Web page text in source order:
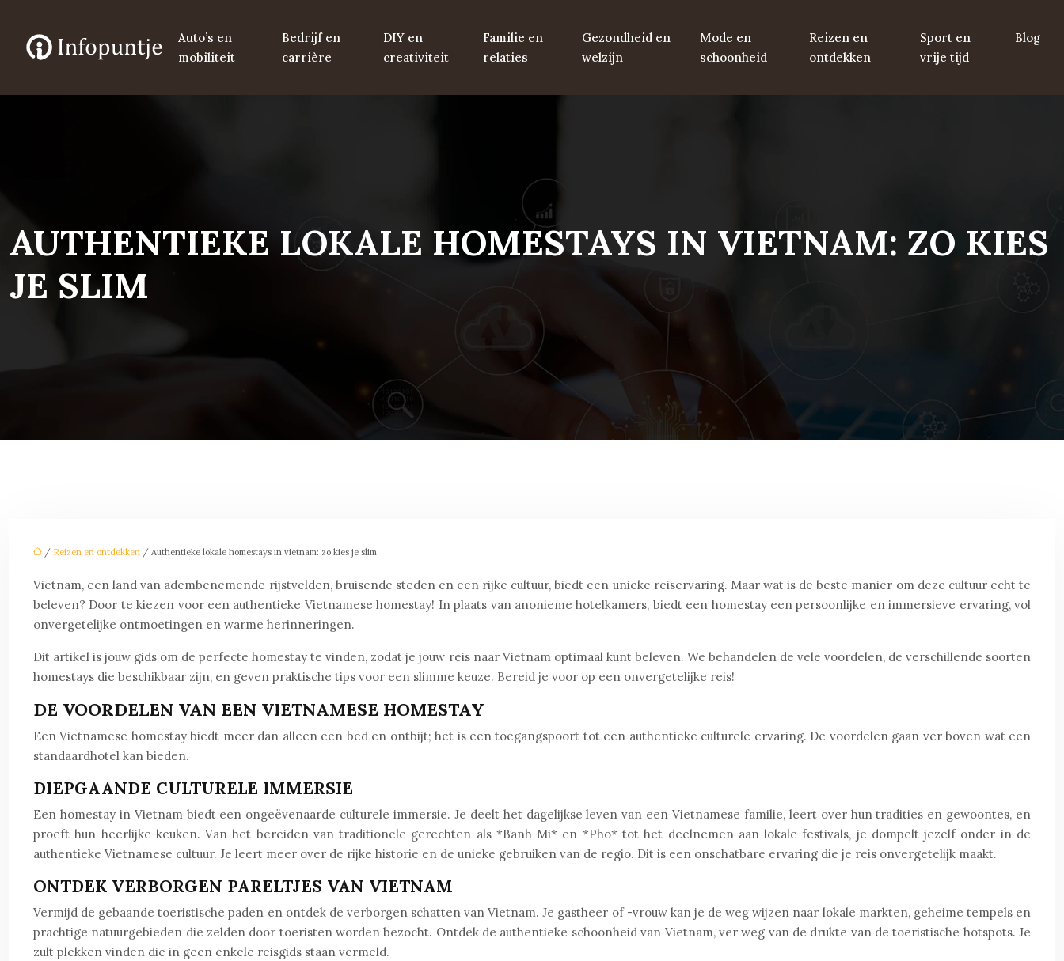
Auto’s en
mobiliteit
Bedrijf en
carrière
DIY en
creativiteit
Familie en
relaties
Gezondheid en
welzijn
Mode en
schoonheid
Reizen en
ontdekken
Sport en
vrije tijd
Blog
AUTHENTIEKE LOKALE HOMESTAYS IN VIETNAM: ZO KIES
JE SLIM
/ Reizen en ontdekken / Authentieke lokale homestays in vietnam: zo kies je slim
Vietnam, een land van adembenemende rijstvelden, bruisende steden en een rijke cultuur, biedt een unieke reiservaring. Maar wat is de beste manier om deze cultuur echt te
beleven? Door te kiezen voor een authentieke Vietnamese homestay! In plaats van anonieme hotelkamers, biedt een homestay een persoonlijke en immersieve ervaring, vol
onvergetelijke ontmoetingen en warme herinneringen.
Dit artikel is jouw gids om de perfecte homestay te vinden, zodat je jouw reis naar Vietnam optimaal kunt beleven. We behandelen de vele voordelen, de verschillende soorten
homestays die beschikbaar zijn, en geven praktische tips voor een slimme keuze. Bereid je voor op een onvergetelijke reis!
DE VOORDELEN VAN EEN VIETNAMESE HOMESTAY
Een Vietnamese homestay biedt meer dan alleen een bed en ontbijt; het is een toegangspoort tot een authentieke culturele ervaring. De voordelen gaan ver boven wat een
standaardhotel kan bieden.
DIEPGAANDE CULTURELE IMMERSIE
Een homestay in Vietnam biedt een ongeëvenaarde culturele immersie. Je deelt het dagelijkse leven van een Vietnamese familie, leert over hun tradities en gewoontes, en
proeft hun heerlijke keuken. Van het bereiden van traditionele gerechten als *Banh Mi* en *Pho* tot het deelnemen aan lokale festivals, je dompelt jezelf onder in de
authentieke Vietnamese cultuur. Je leert meer over de rijke historie en de unieke gebruiken van de regio. Dit is een onschatbare ervaring die je reis onvergetelijk maakt.
ONTDEK VERBORGEN PARELTJES VAN VIETNAM
Vermijd de gebaande toeristische paden en ontdek de verborgen schatten van Vietnam. Je gastheer of -vrouw kan je de weg wijzen naar lokale markten, geheime tempels en
prachtige natuurgebieden die zelden door toeristen worden bezocht. Ontdek de authentieke schoonheid van Vietnam, ver weg van de drukte van de toeristische hotspots. Je
zult plekken vinden die in geen enkele reisgids staan vermeld.